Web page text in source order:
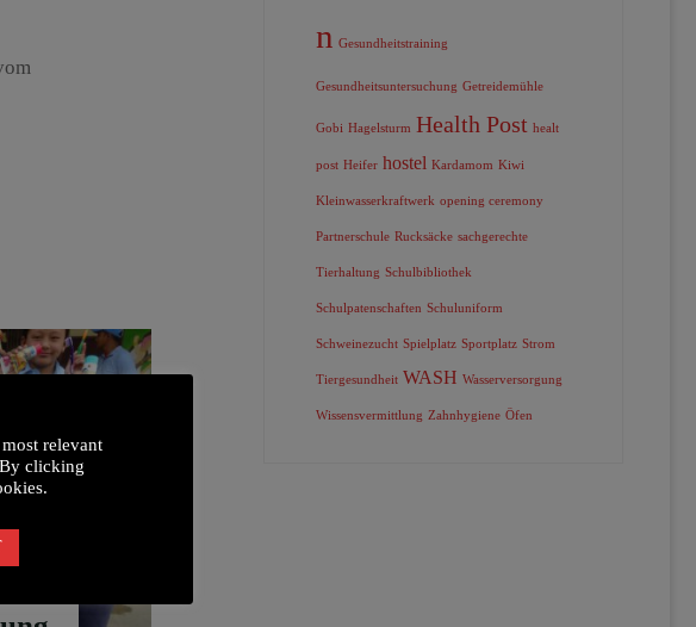
n Gesundheitstraining
Gesundheitsuntersuchung Getreidemühle
Gobi Hagelsturm Health Post healt
post Heifer hostel Kardamom Kiwi
Kleinwasserkraftwerk opening ceremony
Partnerschule Rucksäcke sachgerechte
Tierhaltung Schulbibliothek
Schulpatenschaften Schuluniform
Schweinezucht Spielplatz Sportplatz Strom
Tiergesundheit WASH Wasserversorgung
Wissensvermittlung Zahnhygiene Öfen
relevant
clicking